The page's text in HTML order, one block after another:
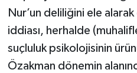
Nur’un deliliğini ele
iddiası, herhalde
suçluluk psikolojisinin
Özakman dönemin